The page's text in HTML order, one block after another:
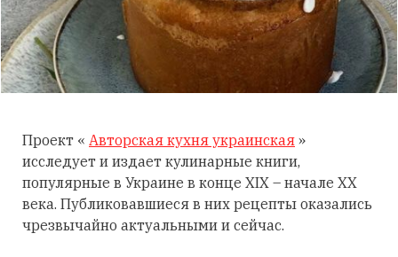
Проект « Авторская кухня украинская »
исследует и издает кулинарные книги,
популярные в Украине в конце XIX – начале XX
века. Публиковавшиеся в них рецепты оказались
чрезвычайно актуальными и сейчас.